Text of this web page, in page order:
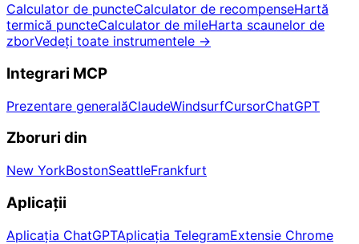
Calculator de puncteCalculator de recompenseHartă
termică puncteCalculator de mileHarta scaunelor de
zborVedeți toate instrumentele →
Integrari MCP
Prezentare generalăClaudeWindsurfCursorChatGPT
Zboruri din
New YorkBostonSeattleFrankfurt
Aplicații
Aplicația ChatGPTAplicația TelegramExtensie Chrome